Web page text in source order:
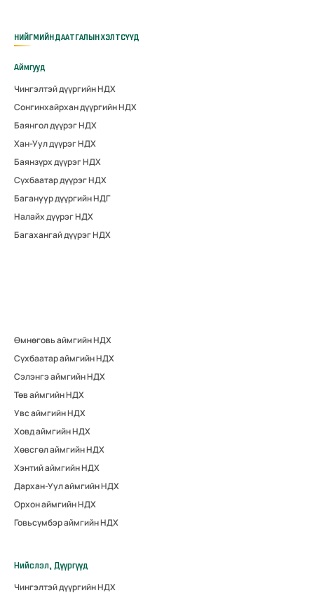
НИЙГМИЙН ДААТГАЛЫН ХЭЛТСҮҮД
Аймгууд
Чингэлтэй дүүргийн НДХ
Сонгинхайрхан дүүргийн НДХ
Баянгол дүүрэг НДХ
Хан-Уул дүүрэг НДХ
Баянзүрх дүүрэг НДХ
Сүхбаатар дүүрэг НДХ
Багануур дүүргийн НДГ
Налайх дүүрэг НДХ
Багахангай дүүрэг НДХ
Өмнөговь аймгийн НДХ
Сүхбаатар аймгийн НДХ
Сэлэнгэ аймгийн НДХ
Төв аймгийн НДХ
Увс аймгийн НДХ
Ховд аймгийн НДХ
Хөвсгөл аймгийн НДХ
Хэнтий аймгийн НДХ
Дархан-Уул аймгийн НДХ
Орхон аймгийн НДХ
Говьсүмбэр аймгийн НДХ
Нийслэл, Дүүргүүд
Чингэлтэй дүүргийн НДХ